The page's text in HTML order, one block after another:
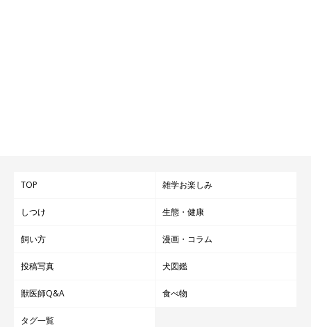
TOP 雑学お楽しみ
しつけ 生態・健康
飼い方 漫画・コラム
投稿写真 犬図鑑
獣医師Q&A 食べ物
タグ一覧